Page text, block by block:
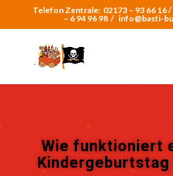
Telefon Zentrale: 02173 – 93 66 16 /
– 6 94 96 98 / info@basti-
Wie funktioniert
Kindergeburtstag